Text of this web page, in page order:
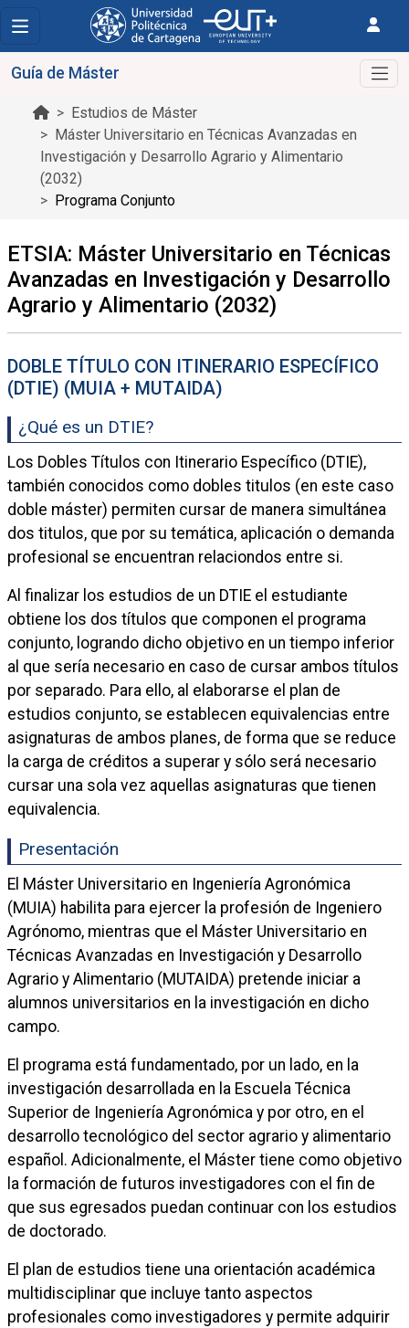
Estudios de Máster
Máster Universitario en Técnicas Avanzadas en
Investigación y Desarrollo Agrario y Alimentario
(2032)
Programa Conjunto
Guía de Máster
ETSIA: Máster Universitario en Técnicas
Avanzadas en Investigación y Desarrollo
Agrario y Alimentario (2032)
DOBLE TÍTULO CON ITINERARIO ESPECÍFICO
(DTIE) (MUIA + MUTAIDA)
¿Qué es un DTIE?
Los Dobles Títulos con Itinerario Específico (DTIE),
también conocidos como dobles titulos (en este caso
doble máster) permiten cursar de manera simultánea
dos titulos, que por su temática, aplicación o demanda
profesional se encuentran relaciondos entre si.
Al finalizar los estudios de un DTIE el estudiante
obtiene los dos títulos que componen el programa
conjunto, logrando dicho objetivo en un tiempo inferior
al que sería necesario en caso de cursar ambos títulos
por separado. Para ello, al elaborarse el plan de
estudios conjunto, se establecen equivalencias entre
asignaturas de ambos planes, de forma que se reduce
la carga de créditos a superar y sólo será necesario
cursar una sola vez aquellas asignaturas que tienen
equivalencia.
Presentación
El Máster Universitario en Ingeniería Agronómica
(MUIA) habilita para ejercer la profesión de Ingeniero
Agrónomo, mientras que el Máster Universitario en
Técnicas Avanzadas en Investigación y Desarrollo
Agrario y Alimentario (MUTAIDA) pretende iniciar a
alumnos universitarios en la investigación en dicho
campo.
El programa está fundamentado, por un lado, en la
investigación desarrollada en la Escuela Técnica
Superior de Ingeniería Agronómica y por otro, en el
desarrollo tecnológico del sector agrario y alimentario
español. Adicionalmente, el Máster tiene como objetivo
la formación de futuros investigadores con el fin de
que sus egresados puedan continuar con los estudios
de doctorado.
El plan de estudios tiene una orientación académica
multidisciplinar que incluye tanto aspectos
profesionales como investigadores y permite adquirir